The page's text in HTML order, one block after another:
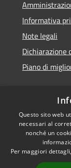
Informativa
Note legali
Dichiarazione
Piano di
RSS
Accessibilità
Privacy
Cookie
Mappa del sito
Questo sito web
necessari al
nonché un
Per maggiori